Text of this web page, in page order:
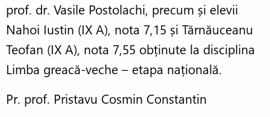
prof. dr. Vasile Postolachi, precum și elevii
Nahoi Iustin (IX A), nota 7,15 și Tărnăuceanu
Teofan (IX A), nota 7,55 obținute la disciplina
Limba greacă-veche – etapa națională.
Pr. prof. Pristavu Cosmin Constantin